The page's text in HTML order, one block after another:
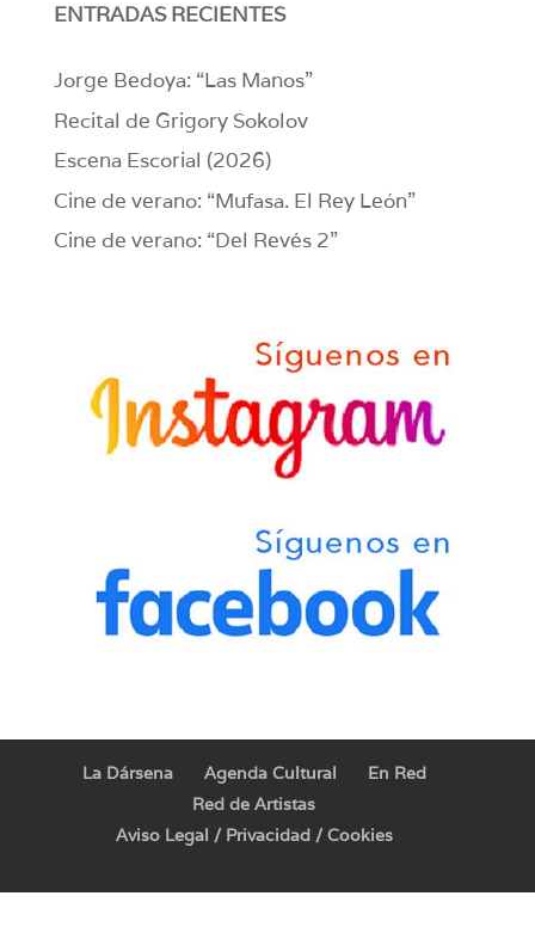
ENTRADAS RECIENTES
Jorge Bedoya: “Las Manos”
Recital de Grigory Sokolov
Escena Escorial (2026)
Cine de verano: “Mufasa. El Rey León”
Cine de verano: “Del Revés 2”
La Dársena Agenda Cultural
En Red
Red de Artistas
Aviso Legal / Privacidad / Cookies